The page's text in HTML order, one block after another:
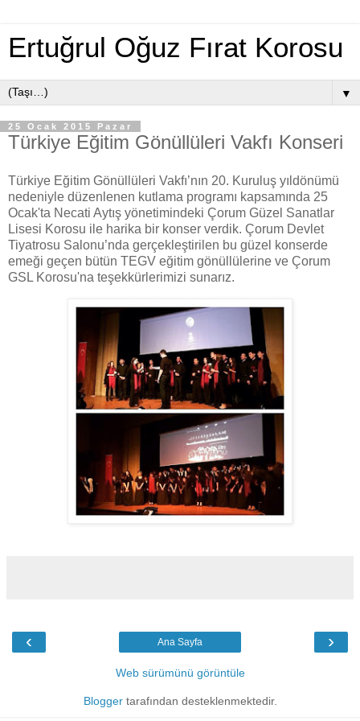
Ertuğrul Oğuz Fırat Korosu
▼
25 Ocak 2015 Pazar
Türkiye Eğitim Gönüllüleri Vakfı Konseri
Türkiye Eğitim Gönüllüleri Vakfı’nın 20. Kuruluş yıldönümü
nedeniyle düzenlenen kutlama programı kapsamında 25
Ocak'ta Necati Aytış yönetimindeki Çorum Güzel Sanatlar
Lisesi Korosu ile harika bir konser verdik. Çorum Devlet
Tiyatrosu Salonu’nda gerçekleştirilen bu güzel konserde
emeği geçen bütün TEGV eğitim gönüllülerine ve Çorum
GSL Korosu'na teşekkürlerimizi sunarız.
‹ ›
Ana Sayfa
Web sürümünü görüntüle
Bloggertarafından desteklenmektedir.